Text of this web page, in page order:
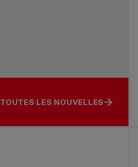
TOUTES LES NOUVELLES